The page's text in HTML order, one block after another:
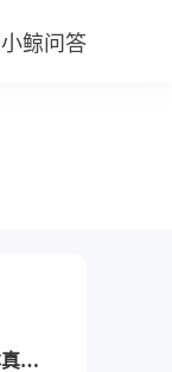
小鲸问答
加盟绘本分级阅读课程3个月回本真实案例！